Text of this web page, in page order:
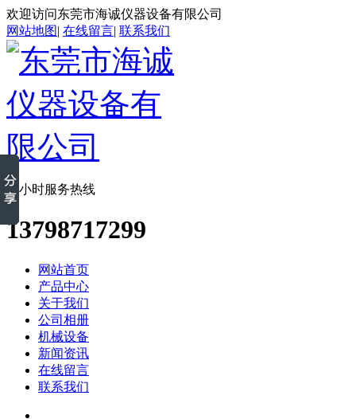
欢迎访问东莞市海诚仪器设备有限公司
网站地图| 在线留言| 联系我们
24小时服务热线
13798717299
网站首页
产品中心
关于我们
公司相册
机械设备
新闻资讯
在线留言
联系我们